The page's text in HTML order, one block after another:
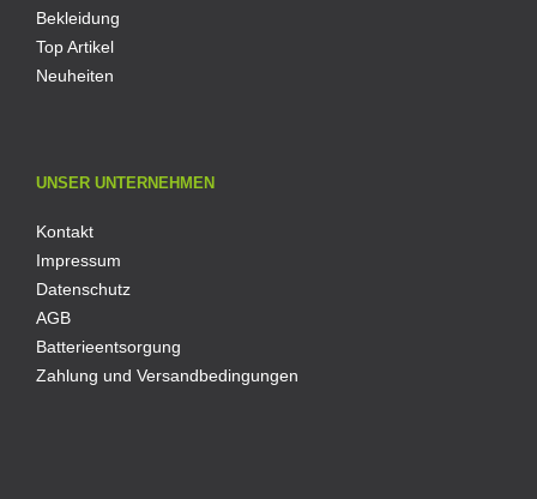
Bekleidung
Top Artikel
Neuheiten
UNSER UNTERNEHMEN
Kontakt
Impressum
Datenschutz
AGB
Batterieentsorgung
Zahlung und Versandbedingungen